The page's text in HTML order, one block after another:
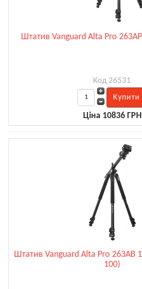
Штатив Vanguard Alta Pro
Код 26531
Ціна 10836 ГРН
Штатив Vanguard Alta Pro 263AB
100)